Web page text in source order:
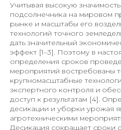
Учитывая высокую
подсолнечника на мировом
рынке и масштабы его
технологий точного
дать значительный
эффект [1–3]. Поэтому в
определения сроков
мероприятий востребованы
крупномасштабные
экспертного контроля и
доступ к результатам [4].
десикации и уборки урожая
агротехническими
Десикация сокращает сроки